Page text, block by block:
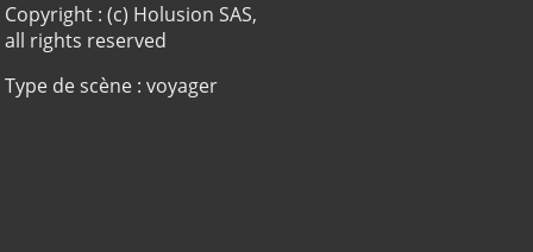
Copyright : (c) Holusion SAS,
all rights reserved
Type de scène : voyager